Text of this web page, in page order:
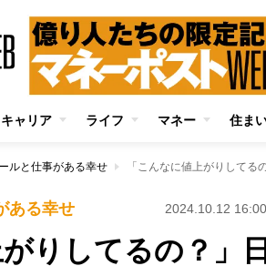
キャリア ライフ マネー 住ま
ルと仕事がある幸せ
ある幸せ 2024.10.12 16:00
がりしてるの？」